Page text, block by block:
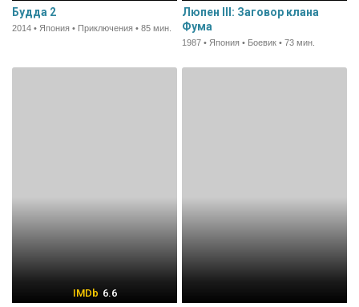
Будда 2
2014 • Япония • Приключения • 85 мин.
Люпен III: Заговор клана
Фума
1987 • Япония • Боевик • 73 мин.
6.6